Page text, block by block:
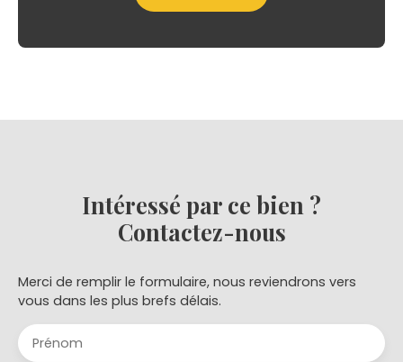
Intéressé par ce bien ?
Contactez-nous
Merci de remplir le formulaire, nous reviendrons vers
vous dans les plus brefs délais.
Prénom